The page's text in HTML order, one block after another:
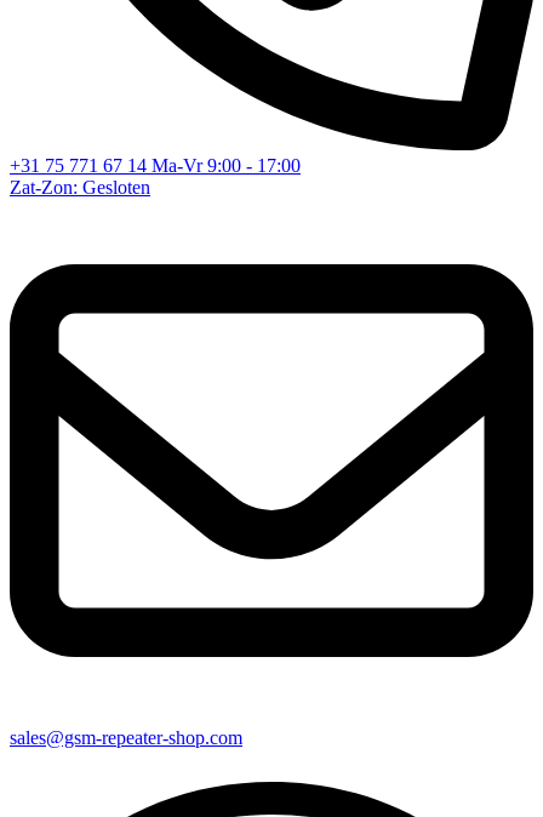
+31 75 771 67 14 Ma-Vr 9:00 - 17:00
Zat-Zon: Gesloten
sales@gsm-repeater-shop.com